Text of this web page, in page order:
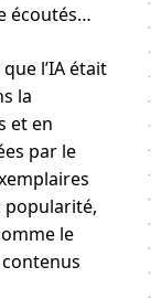
écoutés…
l’IA était
la
et en
par le
popularité,
le